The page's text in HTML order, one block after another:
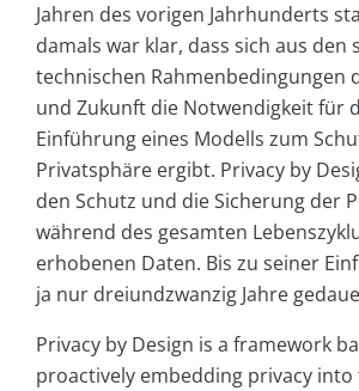
Jahren des vorigen Jahrhunderts
damals war klar, dass sich aus den
technischen Rahmenbedingungen
und Zukunft die Notwendigkeit für
Einführung eines Modells zum
Privatsphäre ergibt. Privacy by
den Schutz und die Sicherung der
während des gesamten
erhobenen Daten. Bis zu seiner
ja nur dreiundzwanzig Jahre
Privacy by Design is a framework
proactively embedding privacy into